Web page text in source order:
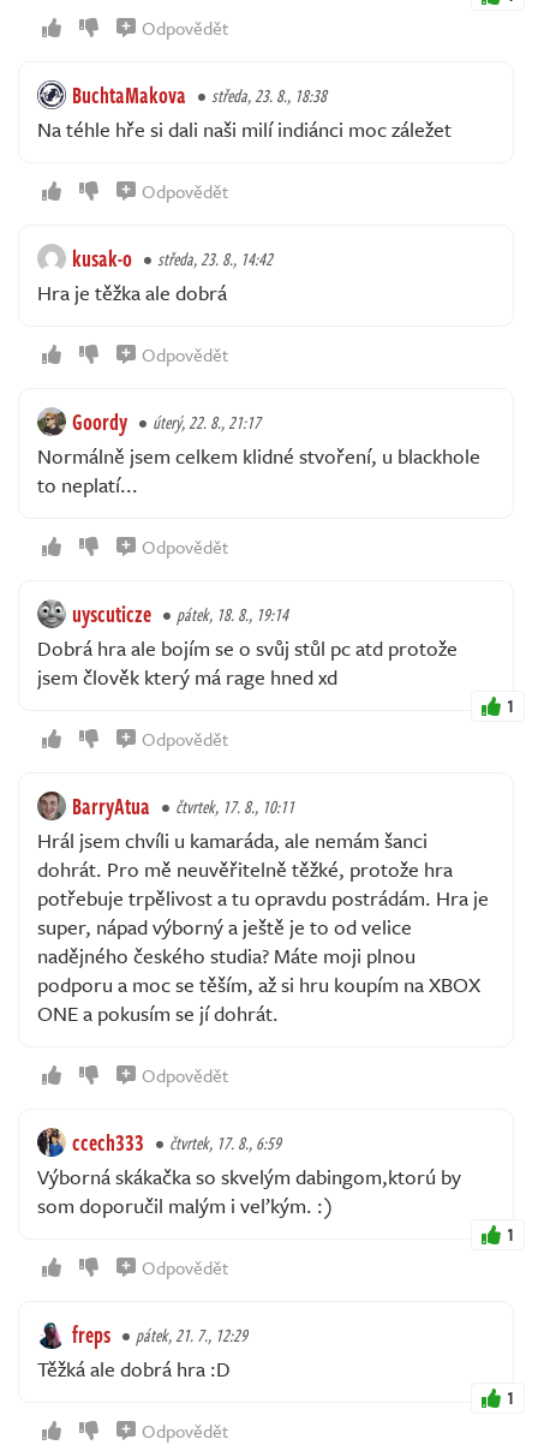
Odpovědět
BuchtaMakova středa, 23. 8., 18:38
Na téhle hře si dali naši milí indiánci moc záležet
Odpovědět
kusak-o středa, 23. 8., 14:42
Hra je těžka ale dobrá
Odpovědět
Goordy úterý, 22. 8., 21:17
Normálně jsem celkem klidné stvoření, u blackhole
to neplatí...
Odpovědět
uyscuticze pátek, 18. 8., 19:14
Dobrá hra ale bojím se o svůj stůl pc atd protože
jsem člověk který má rage hned xd
1
Odpovědět
BarryAtua čtvrtek, 17. 8., 10:11
Hrál jsem chvíli u kamaráda, ale nemám šanci
dohrát. Pro mě neuvěřitelně těžké, protože hra
potřebuje trpělivost a tu opravdu postrádám. Hra je
super, nápad výborný a ještě je to od velice
nadějného českého studia? Máte moji plnou
podporu a moc se těším, až si hru koupím na XBOX
ONE a pokusím se jí dohrát.
Odpovědět
ccech333 čtvrtek, 17. 8., 6:59
Výborná skákačka so skvelým dabingom,ktorú by
som doporučil malým i veľkým. :)
1
Odpovědět
freps pátek, 21. 7., 12:29
Těžká ale dobrá hra :D
1
Odpovědět